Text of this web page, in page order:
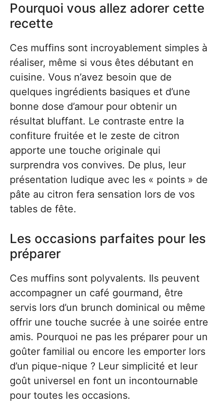
Pourquoi vous allez adorer cette
recette
Ces muffins sont incroyablement simples à
réaliser, même si vous êtes débutant en
cuisine. Vous n’avez besoin que de
quelques ingrédients basiques et d’une
bonne dose d’amour pour obtenir un
résultat bluffant. Le contraste entre la
confiture fruitée et le zeste de citron
apporte une touche originale qui
surprendra vos convives. De plus, leur
présentation ludique avec les « points » de
pâte au citron fera sensation lors de vos
tables de fête.
Les occasions parfaites pour les
préparer
Ces muffins sont polyvalents. Ils peuvent
accompagner un café gourmand, être
servis lors d’un brunch dominical ou même
offrir une touche sucrée à une soirée entre
amis. Pourquoi ne pas les préparer pour un
goûter familial ou encore les emporter lors
d’un pique-nique ? Leur simplicité et leur
goût universel en font un incontournable
pour toutes les occasions.